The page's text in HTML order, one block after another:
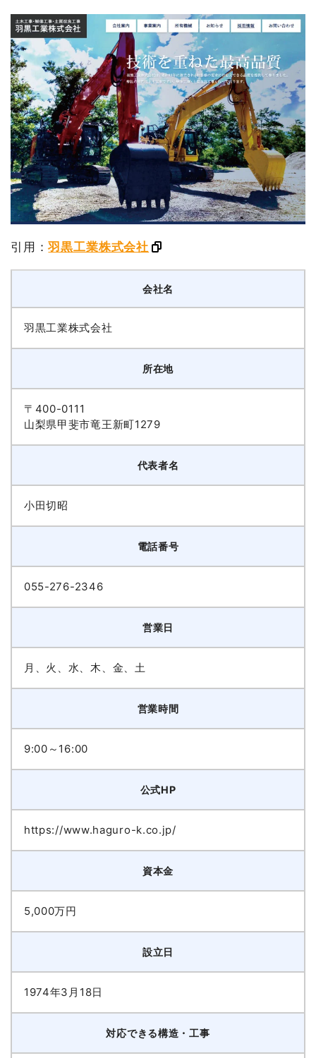
引用：羽黒工業株式会社
会社名
羽黒工業株式会社
所在地
〒400-0111
山梨県甲斐市竜王新町1279
代表者名
小田切昭
電話番号
055-276-2346
営業日
月、火、水、木、金、土
営業時間
9:00～16:00
公式HP
https://www.haguro-k.co.jp/
資本金
5,000万円
設立日
1974年3月18日
対応できる構造・工事